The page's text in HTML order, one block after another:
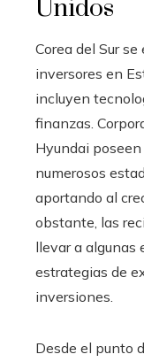
Unidos
Corea del Sur
inversores en
incluyen
finanzas.
Hyundai
numerosos
aportando al
obstante, las
llevar a algunas
estrategias de
inversiones.
Desde el punto